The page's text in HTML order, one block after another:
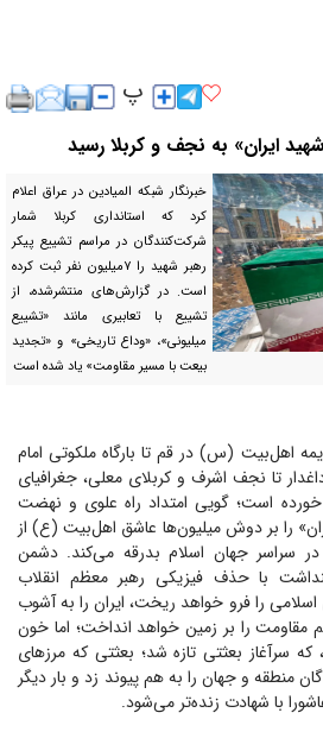
ایران» به نجف و کربلا رسید
خبرنگار شبکه المیادین در عراق اعلام
کرد که استانداری کربلا شمار
شرکت‌کنندگان در مراسم تشییع پیکر
رهبر شهید را ۷میلیون نفر ثبت کرده
است. در گزارش‌های منتشرشده، از
تشییع با تعابیری مانند «تشییع
میلیونی»، «وداع تاریخی» و «تجدید
بیعت با مسیر مقاومت» یاد شده است
اهل‌بیت (س) در قم تا بارگاه ملکوتی امام
تا نجف اشرف و کربلای معلی، جغرافیای
است؛ گویی امتداد راه علوی و نهضت
را بر دوش میلیون‌ها عاشق اهل‌بیت (ع) از
در سراسر جهان اسلام بدرقه می‌کند. دشمن
با حذف فیزیکی رهبر معظم انقلاب
را فرو خواهد ریخت، ایران را به آشوب
مقاومت را بر زمین خواهد انداخت؛ اما خون
که سرآغاز بعثتی تازه شد؛ بعثتی که مرز‌های
منطقه و جهان را به هم پیوند زد و بار دیگر
با شهادت زنده‌تر می‌شود.